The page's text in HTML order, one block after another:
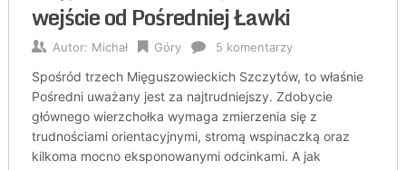
wejście od Pośredniej Ławki
Autor: Michał Góry 5 komentarzy
Spośród trzech Mięguszowieckich Szczytów, to właśnie
Pośredni uważany jest za najtrudniejszy. Zdobycie
głównego wierzchołka wymaga zmierzenia się z
trudnościami orientacyjnymi, stromą wspinaczką oraz
kilkoma mocno eksponowanymi odcinkami. A jak